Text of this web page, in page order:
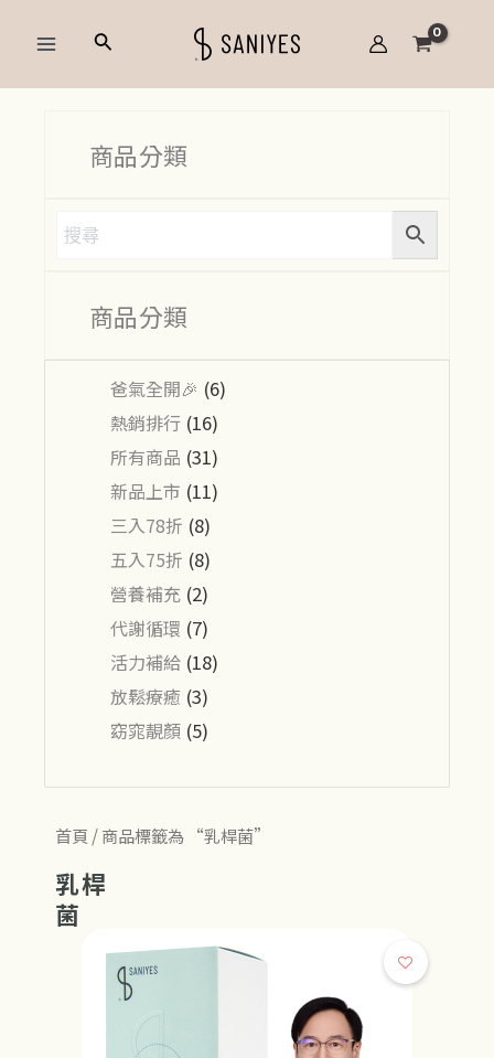
搜
商品分類
商品分類
爸氣全開🎉 (6)
熱銷排行 (16)
所有商品 (31)
新品上市 (11)
三入78折 (8)
五入75折 (8)
營養補充 (2)
代謝循環 (7)
活力補給 (18)
放鬆療癒 (3)
窈窕靚顏 (5)
首頁 / 商品標籤為 “乳桿菌”
乳桿
菌